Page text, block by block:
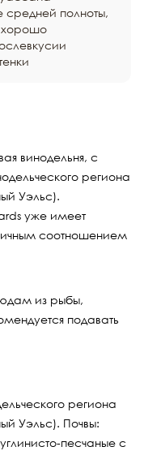
винодельня, с
региона
Уэльс).
уже имеет
соотношением
из рыбы,
подавать
региона
Уэльс). Почвы:
песчаные c
средней полноты,
хорошо